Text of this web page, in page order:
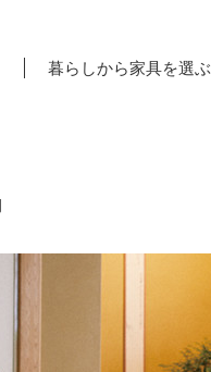
暮らしから家具を選ぶ